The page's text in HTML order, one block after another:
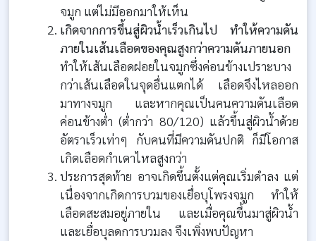
จมูก แต่ไม่มีออกมาให้เห็น
เกิดจากการขึ้นสู่ผิวน้ำเร็วเกินไป ทำให้ความดัน
ภายในเส้นเลือดของคุณสูงกว่าความดันภายนอก
ทำให้เส้นเลือดฝอยในจมูกซึ่งค่อนข้างเปราะบาง
กว่าเส้นเลือดในจุดอื่นแตกได้ เลือดจึงไหลออก
มาทางจมูก และหากคุณเป็นคนความดันเลือด
ค่อนข้างต่ำ (ต่ำกว่า 80/120) แล้วขึ้นสู่ผิวน้ำด้วย
อัตราเร็วเท่าๆ กับคนที่มีความดันปกติ ก็มีโอกาส
เกิดเลือดกำเดาไหลสูงกว่า
ประการสุดท้าย อาจเกิดขึ้นตั้งแต่คุณเริ่มดำลง แต่
เนื่องจากเกิดการบวมของเยื่อบุโพรงจมูก ทำให้
เลือดสะสมอยู่ภายใน และเมื่อคุณขึ้นมาสู่ผิวน้ำ
และเยื่อบุลดการบวมลง จึงเพิ่งพบปัญหา